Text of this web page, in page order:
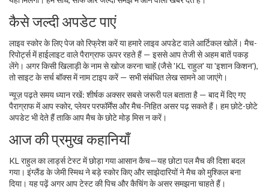
कैसे जल्दी अपडेट पाएं
लाइव स्कोर के लिए पेज को रिफ्रेश करें या हमारे लाइव अपडेट वाले आर्टिकल खोलें। मैच-
रिपोर्ट्स में हाईलाइट वाले पैराग्राफ ऊपर रहते हैं — इससे आप तेजी से अहम बातें पकड़
लेंगे। अगर किसी खिलाड़ी के नाम से खोज करना चाहें (जैसे 'KL राहुल' या 'इशान किशन'),
तो साइट के सर्च बॉक्स में नाम टाइप करें — सभी संबंधित लेख सामने आ जाएंगे।
न्यूज़ पढ़ते समय ध्यान रखें: शीर्षक अक्सर सबसे जरूरी पल बताता है — बाद में दिए गए
पैराग्राफ में आप स्कोर, प्लेयर परफॉर्मेंस और मैच-निहित असर पढ़ सकते हैं। हम छोटे-छोटे
अपडेट भी देते हैं ताकि आप मैच के छोटे मोड़ मिस न करें।
आज की प्रमुख कहानियाँ
KL राहुल का लार्ड्स टेस्ट में छोड़ा गया आसान कैच—यह छोटा पल मैच की दिशा बदल
गया। इंग्लैंड के जेमी स्मिथ ने बड़े स्कोर किए और साझेदारियों ने मैच को मुश्किल बना
दिया। यह पढ़ें अगर आप टेस्ट की पिच और कैचिंग के असर समझना चाहते हैं।